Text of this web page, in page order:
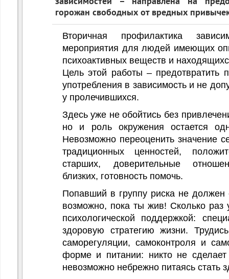
нностей ЗОЖ
горожан свободных от вредных
Вторичная профилактика
мероприятия для людей имеющих
психоактивных веществ и
Цель этой работы – предотвратить
употребления в зависимость и не
у пролечившихся.
Здесь уже не обойтись без
но и роль окружения остается
Невозможно переоценить значение
традиционных ценностей,
старших, доверительные
близких, готовность помочь.
Попавший в группу риска не должен
возможно, пока ты жив! Сколько раз
психологической поддержкой:
здоровую стратегию жизни.
саморегуляции, самоконтроля и
форме и питании: никто не
невозможно небрежно питаясь стать